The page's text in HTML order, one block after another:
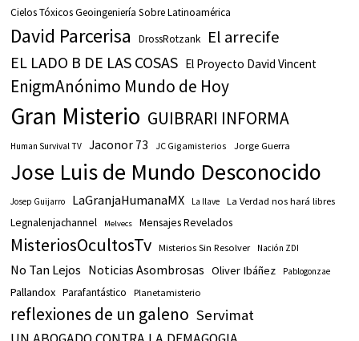
Cielos Tóxicos Geoingeniería Sobre Latinoamérica
David Parcerisa DrossRotzank El arrecife
EL LADO B DE LAS COSAS El Proyecto David Vincent
EnigmAnónimo Mundo de Hoy
Gran Misterio GUIBRARI INFORMA
Human Survival TV Jaconor 73 JC Gigamisterios Jorge Guerra
Jose Luis de Mundo Desconocido
Josep Guijarro LaGranjaHumanaMX La llave La Verdad nos hará libres
Legnalenjachannel Melvecs Mensajes Revelados
MisteriosOcultosTv Misterios Sin Resolver Nación ZDI
No Tan Lejos Noticias Asombrosas Oliver Ibáñez Pablogonzae
Pallandox Parafantástico Planetamisterio
reflexiones de un galeno Servimat